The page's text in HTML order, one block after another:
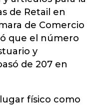
de Retail en
de Comercio
que el número
y
de 207 en
físico como